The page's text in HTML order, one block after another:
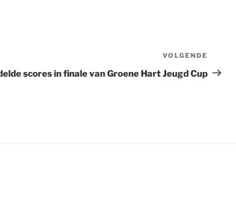
VOLGENDE
scores in finale van Groene Hart Jeugd Cup